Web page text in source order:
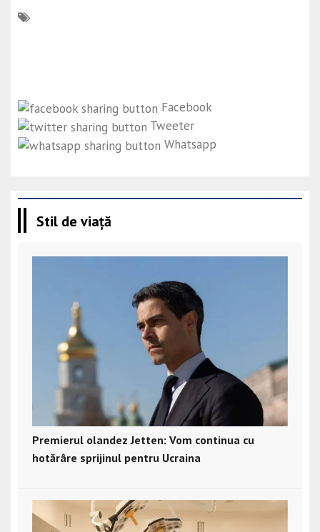
Facebook
Tweeter
Whatsapp
Stil de viață
Premierul olandez Jetten: Vom continua cu
hotărâre sprijinul pentru Ucraina